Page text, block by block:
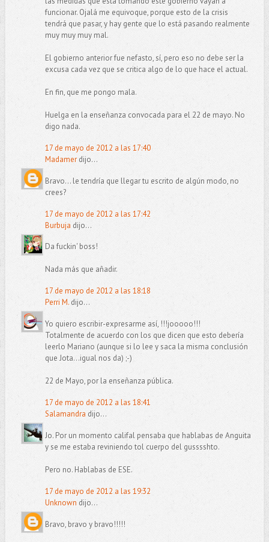
funcionar. Ojalá me equivoque, porque esto de la crisis
tendrá que pasar, y hay gente que lo está pasando realmente
muy muy muy mal.
El gobierno anterior fue nefasto, sí, pero eso no debe ser la
excusa cada vez que se critica algo de lo que hace el actual.
En fin, que me pongo mala.
Huelga en la enseñanza convocada para el 22 de mayo. No
digo nada.
17 de mayo de 2012 a las 17:40
Madamerdijo...
Bravo... le tendría que llegar tu escrito de algún modo, no
crees?
17 de mayo de 2012 a las 17:42
Burbuja dijo...
Da fuckin' boss!
Nada más que añadir.
17 de mayo de 2012 a las 18:18
Perri M.dijo...
Yo quiero escribir-expresarme así, !!!jooooo!!!
Totalmente de acuerdo con los que dicen que esto debería
leerlo Mariano (aunque si lo lee y saca la misma conclusión
que Jota...igual nos da) ;-)
22 de Mayo, por la enseñanza pública.
17 de mayo de 2012 a las 18:41
Salamandra dijo...
Jo. Por un momento califal pensaba que hablabas de Anguita
y se me estaba reviniendo tol cuerpo del gusssshto.
Pero no. Hablabas de ESE.
17 de mayo de 2012 a las 19:32
Unknown dijo...
Bravo, bravo y bravo!!!!!